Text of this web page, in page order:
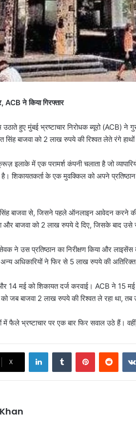
ACB ने किया गिरफ्तार
हुए मुंबई भ्रष्टाचार निरोधक ब्यूरो (ACB) ने
बाजवा को 2 लाख रुपये की रिश्वत लेते रंगे हाथों
इलाके में एक परामर्श कंपनी चलाता है जो
है। शिकायतकर्ता के एक मुवक्किल को अपने
बाजवा से, जिसने पहले ऑनलाइन आवेदन करने
और बाजवा को 2 लाख रुपये दे दिए, जिसके बाद उसे
ने उस प्रतिष्ठान का निरीक्षण किया और लाइसेंस
अन्य अधिकारियों ने फिर से 5 लाख रुपये की
14 मई को शिकायत दर्ज करवाई। ACB ने 15 मई
जब बाजवा 2 लाख रुपये की रिश्वत ले रहा था, तब
में फैले भ्रष्टाचार पर एक बार फिर सवाल उठे हैं।
X